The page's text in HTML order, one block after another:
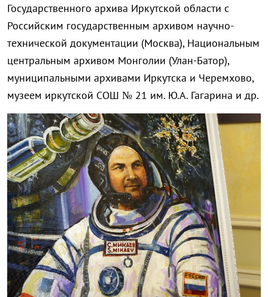
Государственного архива Иркутской области с
Российским государственным архивом научно-
технической документации (Москва), Национальным
центральным архивом Монголии (Улан-Батор),
муниципальными архивами Иркутска и Черемхово,
музеем иркутской СОШ № 21 им. Ю.А. Гагарина и др.